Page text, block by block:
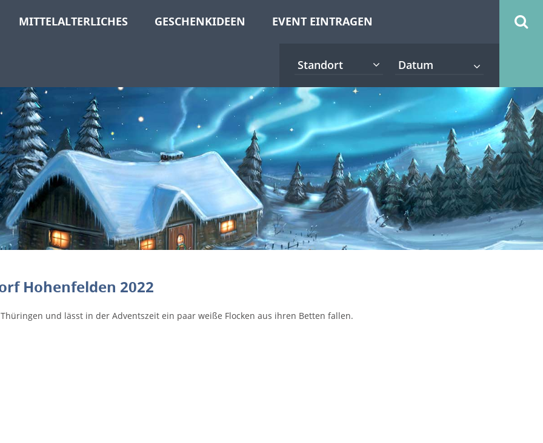
MITTELALTERLICHES GESCHENKIDEEN EVENT EINTRAGEN
Standort
Hohenfelden 2022
und lässt in der Adventszeit ein paar weiße Flocken aus ihren Betten fallen.